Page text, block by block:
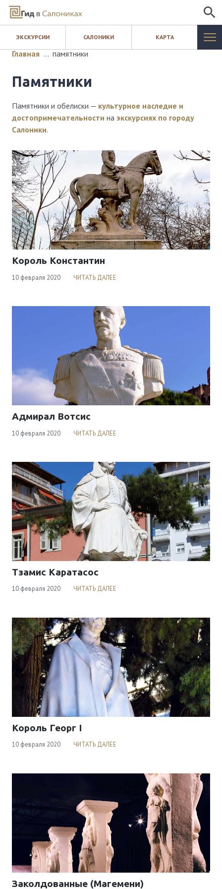
ИСКАТЬ
ЭКСКУРСИИ САЛОНИКИ КАРТА
САЛОНИКИ
ЭКСКУРСИИ
КАРТА
ШОПИНГ
БЛОГ
КОНТАКТЫ
Viber & WhatsApp:
00306994791559
Главная … памятники
памятники
Памятники и обелиски — культурное наследие и
достопримечательности на экскурсиях по городу
Салоники.
Король Константин
10 февраля 2020 ЧИТАТЬ ДАЛЕЕ
Адмирал Вотсис
10 февраля 2020 ЧИТАТЬ ДАЛЕЕ
Тзамис Каратасос
10 февраля 2020 ЧИТАТЬ ДАЛЕЕ
Король Георг I
10 февраля 2020 ЧИТАТЬ ДАЛЕЕ
Заколдованные (Магемени)